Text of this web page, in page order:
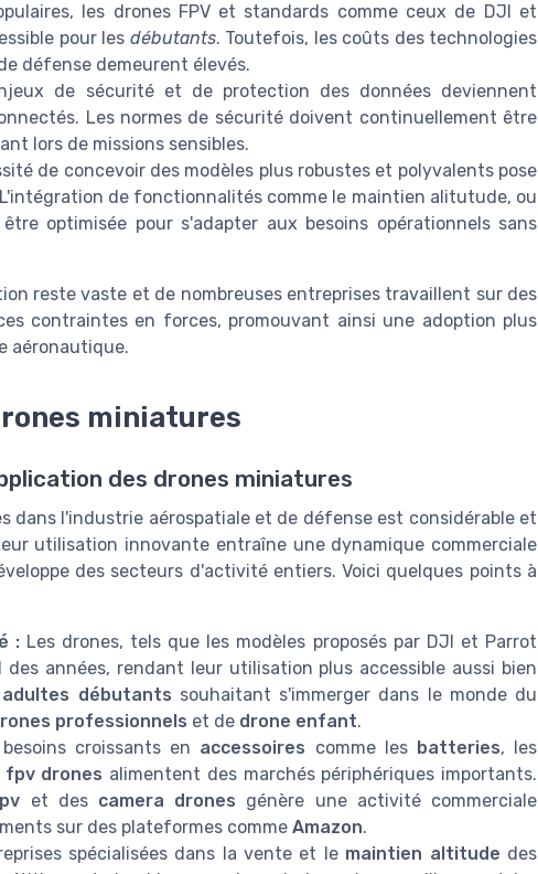
les drones FPV et standards comme ceux de DJI et
pour les débutants. Toutefois, les coûts des technologies
défense demeurent élevés.
de sécurité et de protection des données deviennent
Les normes de sécurité doivent continuellement être
lors de missions sensibles.
de concevoir des modèles plus robustes et polyvalents pose
de fonctionnalités comme le maintien alitutude, ou
optimisée pour s'adapter aux besoins opérationnels sans
reste vaste et de nombreuses entreprises travaillent sur des
contraintes en forces, promouvant ainsi une adoption plus
aéronautique.
miniatures
des drones miniatures
dans l'industrie aérospatiale et de défense est considérable et
utilisation innovante entraîne une dynamique commerciale
des secteurs d'activité entiers. Voici quelques points à
:Les drones, tels que les modèles proposés par DJI et Parrot
années, rendant leur utilisation plus accessible aussi bien
adultes débutants souhaitant s'immerger dans le monde du
professionnels et de drone enfant.
croissants en accessoires comme les batteries, les
fpv drones alimentent des marchés périphériques importants.
et des camera drones génère une activité commerciale
sur des plateformes comme Amazon.
spécialisées dans la vente et le maintien altitude des